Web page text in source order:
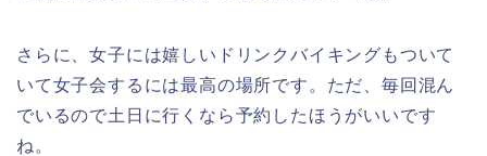
さらに、女子には嬉しいドリンクバイキングもついて
いて女子会するには最高の場所です。ただ、毎回混ん
でいるので土日に行くなら予約したほうがいいです
ね。